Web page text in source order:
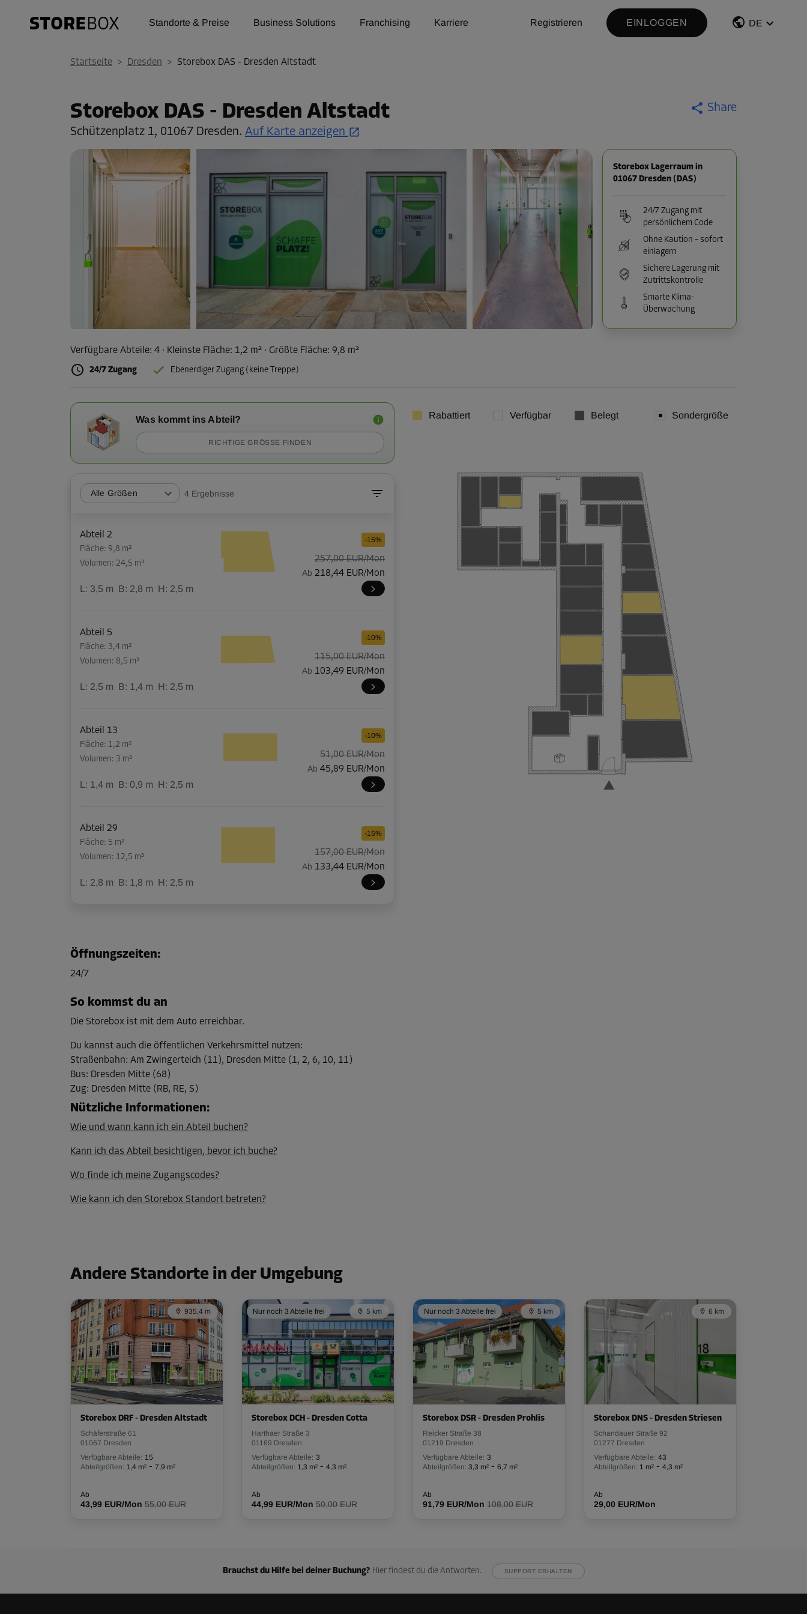
Standorte & Preise Business Solutions Franchising Karriere Registrieren EINLOGGEN DE
Startseite > Dresden > Storebox DAS - Dresden Altstadt
Storebox DAS - Dresden Altstadt
Schützenplatz 1, 01067 Dresden. Auf Karte anzeigen
Share
Storebox Lagerraum in
01067 Dresden (DAS)
24/7 Zugang mit
persönlichem Code
Ohne Kaution – sofort
einlagern
Sichere Lagerung mit
Zutrittskontrolle
Smarte Klima-
Überwachung
Verfügbare Abteile: 4 · Kleinste Fläche: 1,2 m² · Größte Fläche: 9,8 m²
24/7 Zugang Ebenerdiger Zugang (keine Treppe)
Was kommt ins Abteil?
RICHTIGE GRÖSSE FINDEN
Alle Größen 4 Ergebnisse
Abteil 2
Fläche: 9,8 m²
Volumen: 24,5 m³
L: 3,5 m B: 2,8 m H: 2,5 m
-15%
257,00 EUR/Mon
Ab 218,44 EUR/Mon
Abteil 5
Fläche: 3,4 m²
Volumen: 8,5 m³
L: 2,5 m B: 1,4 m H: 2,5 m
-10%
115,00 EUR/Mon
Ab 103,49 EUR/Mon
Abteil 13
Fläche: 1,2 m²
Volumen: 3 m³
L: 1,4 m B: 0,9 m H: 2,5 m
-10%
51,00 EUR/Mon
Ab 45,89 EUR/Mon
Abteil 29
Fläche: 5 m²
Volumen: 12,5 m³
L: 2,8 m B: 1,8 m H: 2,5 m
-15%
157,00 EUR/Mon
Ab 133,44 EUR/Mon
Rabattiert Verfügbar Belegt Sondergröße
Öffnungszeiten:
24/7
So kommst du an
Die Storebox ist mit dem Auto erreichbar.
Du kannst auch die öffentlichen Verkehrsmittel nutzen:
Straßenbahn: Am Zwingerteich (11), Dresden Mitte (1, 2, 6, 10, 11)
Bus: Dresden Mitte (68)
Zug: Dresden Mitte (RB, RE, S)
Nützliche Informationen:
Wie und wann kann ich ein Abteil buchen?
Kann ich das Abteil besichtigen, bevor ich buche?
Wo finde ich meine Zugangscodes?
Wie kann ich den Storebox Standort betreten?
Andere Standorte in der Umgebung
935,4 m
Storebox DRF - Dresden Altstadt
Schäferstraße 61
01067 Dresden
Verfügbare Abteile: 15
Abteilgrößen: 1,4 m² - 7,9 m²
Ab
43,99 EUR/Mon 55,00 EUR
Nur noch 3 Abteile frei 5 km
Storebox DCH - Dresden Cotta
Harthaer Straße 3
01169 Dresden
Verfügbare Abteile: 3
Abteilgrößen: 1,3 m² - 4,3 m²
Ab
44,99 EUR/Mon 50,00 EUR
Nur noch 3 Abteile frei 5 km
Storebox DSR - Dresden Prohlis
Reicker Straße 38
01219 Dresden
Verfügbare Abteile: 3
Abteilgrößen: 3,3 m² - 6,7 m²
Ab
91,79 EUR/Mon 108,00 EUR
6 km
Storebox DNS - Dresden Striesen
Schandauer Straße 92
01277 Dresden
Verfügbare Abteile: 43
Abteilgrößen: 1 m² - 4,3 m²
Ab
29,00 EUR/Mon
Brauchst du Hilfe bei deiner Buchung? Hier findest du die Antworten. SUPPORT ERHALTEN